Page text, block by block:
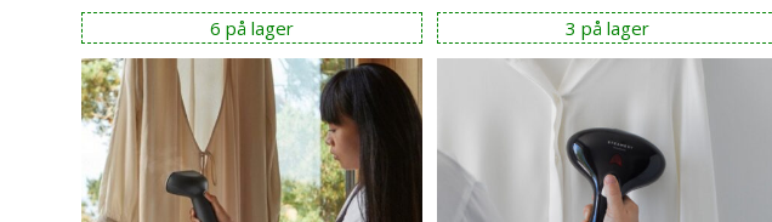
6 på lager
3 på lager